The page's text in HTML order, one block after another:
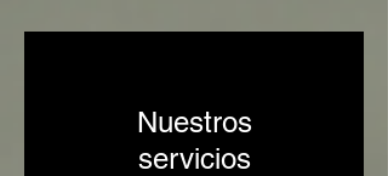
Nuestros
servicios